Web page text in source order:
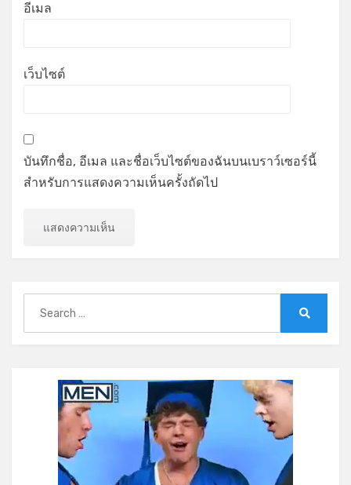
อีเมล
เว็บไซต์
บันทึกชื่อ, อีเมล และชื่อเว็บไซต์ของฉันบนเบราว์เซอร์นี้
สำหรับการแสดงความเห็นครั้งถัดไป
for: